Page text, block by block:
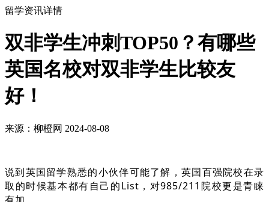
留学资讯详情
双非学生冲刺TOP50？有哪些
英国名校对双非学生比较友
好！
来源：柳橙网 2024-08-08
说到英国留学熟悉的小伙伴可能了解，英国百强院校在录
取的时候基本都有自己的List，对985/211院校更是青睐